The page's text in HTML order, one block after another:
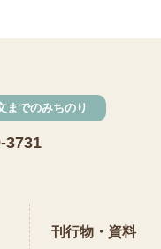
までのみちのり
3731
刊行物・資料